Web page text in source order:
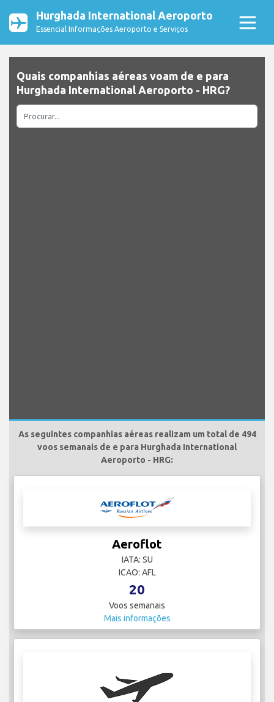
Hurghada International Aeroporto
Essencial Informações Aeroporto e Serviços
Quais companhias aéreas voam de e para
Hurghada International Aeroporto - HRG?
As seguintes companhias aéreas realizam um total de 494
voos semanais de e para Hurghada International
Aeroporto - HRG:
Aeroflot
IATA: SU
ICAO: AFL
20
Voos semanais
Mais informações